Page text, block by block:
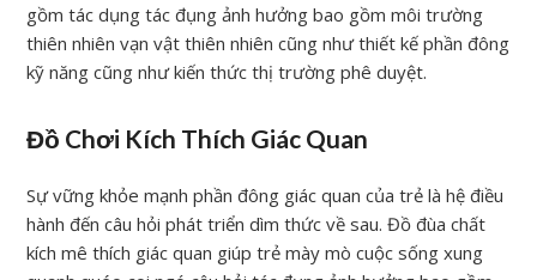
gồm tác dụng tác đụng ảnh hưởng bao gồm môi trường
thiên nhiên vạn vật thiên nhiên cũng như thiết kế phần đông
kỹ năng cũng như kiến thức thị trường phê duyệt.
Đồ Chơi Kích Thích Giác Quan
Sự vững khỏe mạnh phần đông giác quan của trẻ là hệ điều
hành đến câu hỏi phát triển dìm thức về sau. Đồ đùa chất
kích mê thích giác quan giúp trẻ mày mò cuộc sống xung